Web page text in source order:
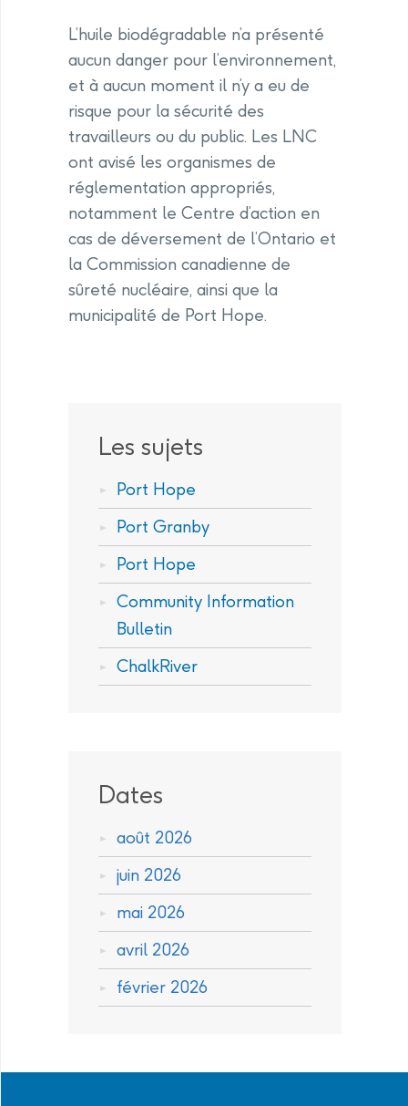
L’huile biodégradable n’a présenté
aucun danger pour l’environnement,
et à aucun moment il n’y a eu de
risque pour la sécurité des
travailleurs ou du public. Les LNC
ont avisé les organismes de
réglementation appropriés,
notamment le Centre d’action en
cas de déversement de l’Ontario et
la Commission canadienne de
sûreté nucléaire, ainsi que la
municipalité de Port Hope.
Les sujets
Port Hope
Port Granby
Port Hope
Community Information
Bulletin
ChalkRiver
Dates
août 2026
juin 2026
mai 2026
avril 2026
février 2026